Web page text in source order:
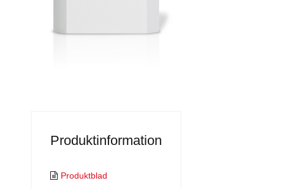
Produktinformation
Produktblad